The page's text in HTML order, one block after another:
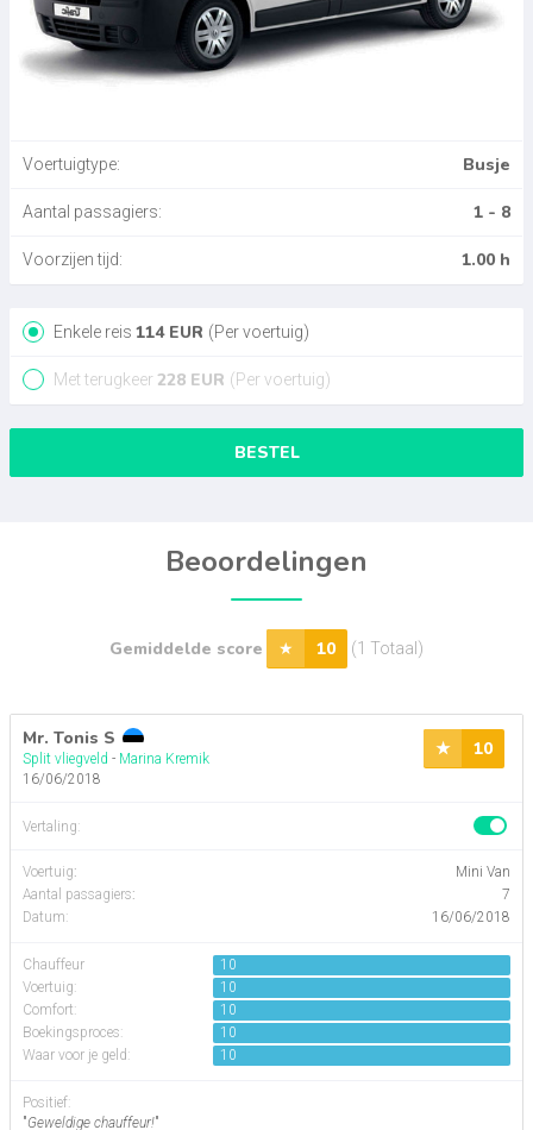
Voertuigtype: Busje
Aantal passagiers: 1 - 8
Voorzijen tijd: 1.00 h
Enkele reis 114EUR (Per voertuig)
Met terugkeer 228 EUR (Per voertuig)
BESTEL
Beoordelingen
Gemiddelde score 10 (1 Totaal)
Mr. Tonis S
Split vliegveld - Marina Kremik
16/06/2018
Vertaling:
Voertuig:
Mini Van
Aantal passagiers:
7
Datum:
16/06/2018
Chauffeur
10
Voertuig:
10
Comfort:
10
Boekingsproces:
10
Waar voor je geld:
10
Positief:
"Geweldige chauffeur!"
10